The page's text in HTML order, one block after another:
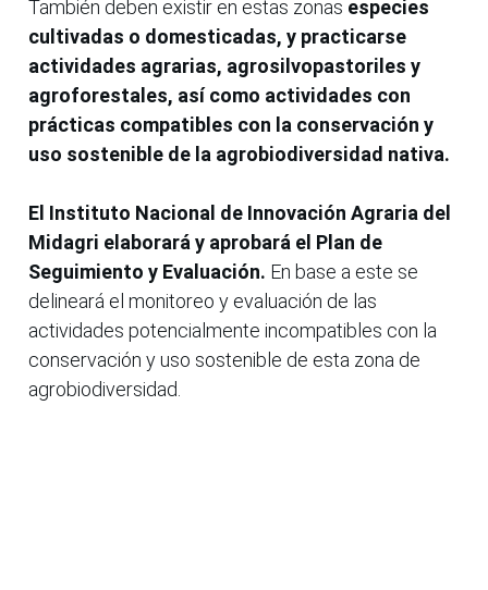
También deben existir en estas zonas especies
cultivadas o domesticadas, y practicarse
actividades agrarias, agrosilvopastoriles y
agroforestales, así como actividades con
prácticas compatibles con la conservación y
uso sostenible de la agrobiodiversidad nativa.
El Instituto Nacional de Innovación Agraria del
Midagri elaborará y aprobará el Plan de
Seguimiento y Evaluación. En base a este se
delineará el monitoreo y evaluación de las
actividades potencialmente incompatibles con la
conservación y uso sostenible de esta zona de
agrobiodiversidad.